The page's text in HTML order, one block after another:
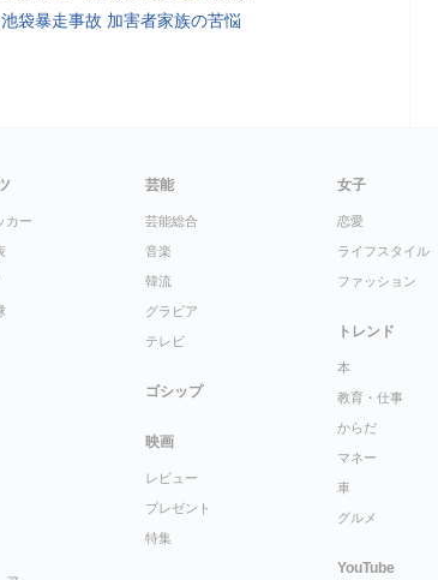
池袋暴走事故 加害者家族の苦悩
カー
芸能
芸能総合
音楽
韓流
グラビア
テレビ
ゴシップ
映画
レビュー
プレゼント
特集
女子
恋愛
ライフスタイル
ファッション
トレンド
本
教育・仕事
からだ
マネー
車
グルメ
YouTube